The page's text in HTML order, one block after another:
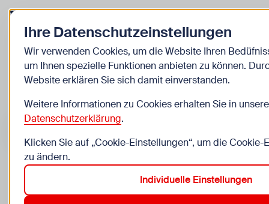
Zurück zur Startseite
Kinder
Veranstaltungen
Suche im Bereich “Kinder”
Suchen
Veranstaltungen in Wien im Bereich “Kinder”
Ihre Datenschutzeinstellungen
Wir verwenden Cookies, um die Website Ihren
um Ihnen spezielle Funktionen anbieten zu können.
Website erklären Sie sich damit einverstanden.
Weitere Informationen zu Cookies erhalten Sie in
Datenschutzerklärung.
Klicken Sie auf „Cookie-Einstellungen“, um die
zu ändern.
Individuelle Einstellungen